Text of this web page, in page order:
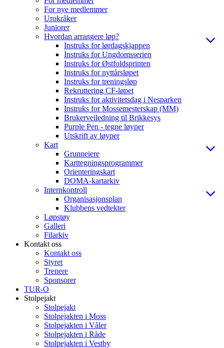
For nye medlemmer
Urokråker
Juniorer
Hvordan arrangere løp?
Instruks for lørdagskjappen
Instruks for Ungdomsserien
Instruks for Østfoldsprinten
Instruks for nyttårsløpet
Instruks for treningsløp
Rekruttering CF-løpet
Instruks for aktivitetsdag i Nesparken
Instruks for Mossemesterskap (MM)
Brukerveiledning til Brikkesys
Purple Pen - tegne løyper
Utskrift av løyper
Kart
Grunneiere
Karttegningsprogrammer
Orienteringskart
DOMA-kartarkiv
Internkontroll
Organisasjonsplan
Klubbens vedtekter
Løpstøy
Galleri
Filarkiv
Kontakt oss
Kontakt oss
Styret
Trenere
Sponsorer
TUR-O
Stolpejakt
Stolpejakt
Stolpejakten i Moss
Stolpejakten i Våler
Stolpejakten i Råde
Stolpejakten i Vestby